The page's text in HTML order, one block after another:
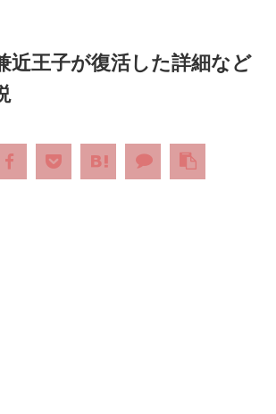
近王子が復活した詳細など